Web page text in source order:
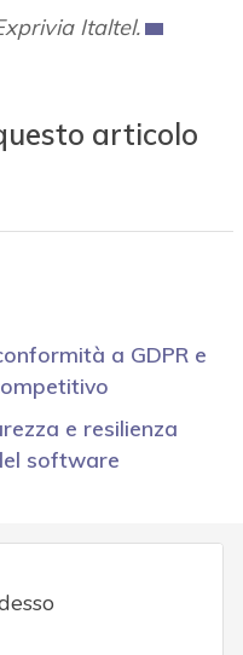
Italtel.
articolo
a GDPR e
e resilienza
software